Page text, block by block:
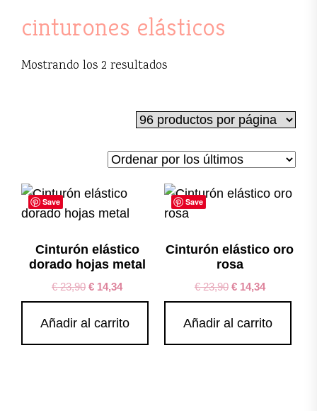
cinturones elásticos
Mostrando los 2 resultadosOrdenado
últimos
Save
Cinturón elástico
dorado hojas metal
€23,90 € 14,34
Añadir al carrito
Save
Cinturón elástico oro
rosa
€23,90 €14,34
Añadir al carrito